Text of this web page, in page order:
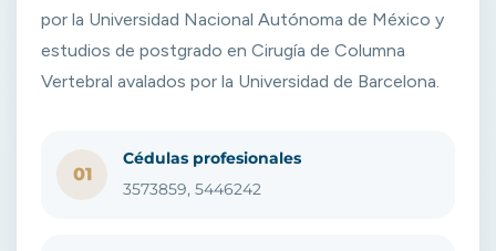
por la Universidad Nacional Autónoma de México y
estudios de postgrado en Cirugía de Columna
Vertebral avalados por la Universidad de Barcelona.
01
Cédulas profesionales
3573859, 5446242